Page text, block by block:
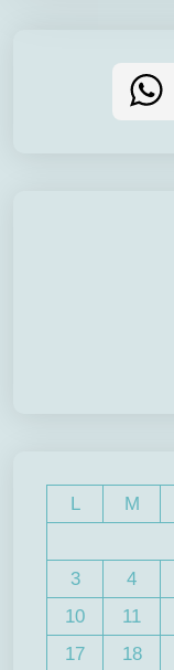
L M
3
4
10
11
17
18